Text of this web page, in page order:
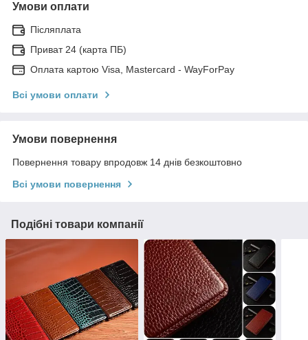
Умови оплати
Післяплата
Приват 24 (карта ПБ)
Оплата картою Visa, Mastercard - WayForPay
Всі умови оплати
Умови повернення
Повернення товару впродовж 14 днів безкоштовно
Всі умови повернення
Подібні товари компанії